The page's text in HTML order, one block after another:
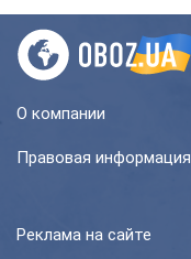
О компании
Правовая информация
Реклама на сайте